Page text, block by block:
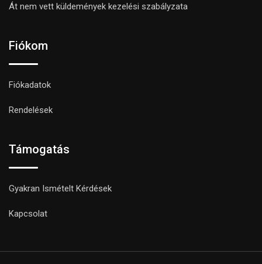
Át nem vett küldemények kezelési szabályzata
Fiókom
Fiókadatok
Rendelések
Támogatás
Gyakran Ismételt Kérdések
Kapcsolat